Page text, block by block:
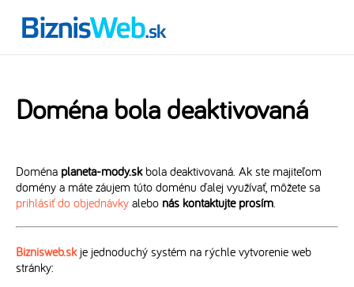
Doména bola deaktivovaná
Doména planeta-mody.skbola deaktivovaná. Ak ste majiteľom
domény a máte záujem túto doménu ďalej využívať, môžete sa
prihlásiť do objednávky alebo nás kontaktujte prosím.
Biznisweb.skje jednoduchý systém na rýchle vytvorenie web
stránky: